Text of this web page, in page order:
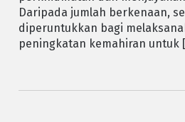
Daripada jumlah berkenaan,
diperuntukkan bagi
peningkatan kemahiran untuk